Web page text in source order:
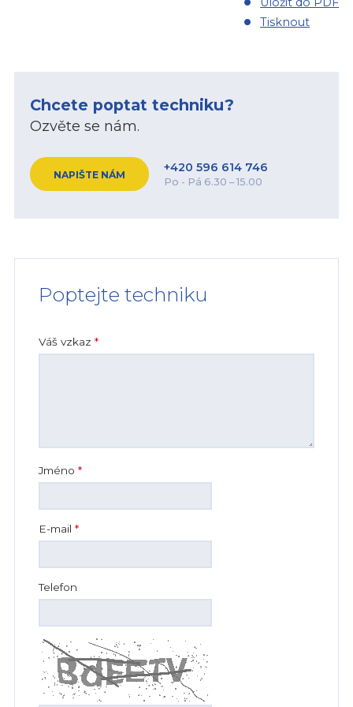
Tisknout
Chcete poptat techniku?
Ozvěte se nám.
NAPIŠTE NÁM
+420 596 614 746
Po - Pá 6.30 – 15.00
Poptejte techniku
Váš vzkaz *
Jméno *
E-mail *
Telefon